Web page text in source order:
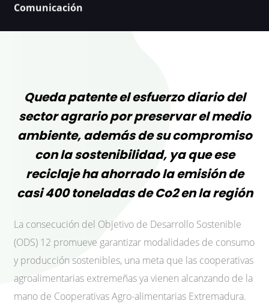
Comunicación
Queda patente el esfuerzo diario del
sector agrario por preservar el medio
ambiente, además de su compromiso
con la sostenibilidad, ya que ese
reciclaje ha ahorrado la emisión de
casi 400 toneladas de Co2 en la región
La consecución del Objetivo de Desarrollo Sostenible
(ODS) 12 promueve garantizar modalidades de consumo
y producción sostenibles, una meta que las cooperativas
agroalimentarias extremeñas ya vienen alcanzando de la
mano de Cooperativas Agro-alimentarias Extremadura.